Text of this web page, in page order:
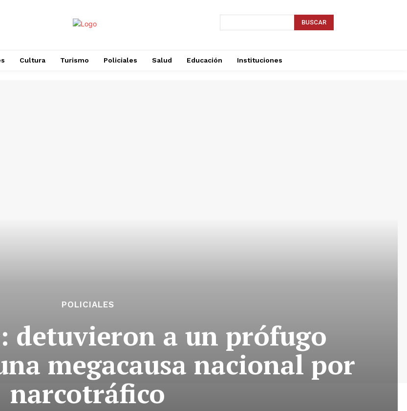
BUSCAR
Cultura Turismo Policiales Salud Educación Instituciones
POLICIALES
detuvieron a un prófugo
megacausa nacional por
narcotráfico